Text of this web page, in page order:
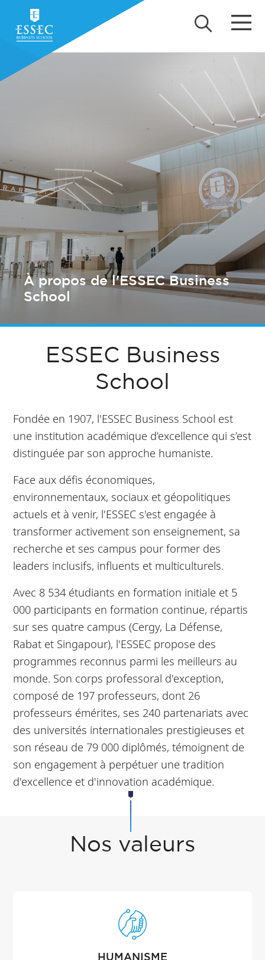
À propos de l'ESSEC Business
School
ESSEC Business
School
Fondée en 1907, l'ESSEC Business School est
une institution académique d’excellence qui s’est
distinguée par son approche humaniste.
Face aux défis économiques,
environnementaux, sociaux et géopolitiques
actuels et à venir, l'ESSEC s'est engagée à
transformer activement son enseignement, sa
recherche et ses campus pour former des
leaders inclusifs, influents et multiculturels.
Avec 8 534 étudiants en formation initiale et 5
000 participants en formation continue, répartis
sur ses quatre campus (Cergy, La Défense,
Rabat et Singapour), l'ESSEC propose des
programmes reconnus parmi les meilleurs au
monde. Son corps professoral d'exception,
composé de 197 professeurs, dont 26
professeurs émérites, ses 240 partenariats avec
des universités internationales prestigieuses et
son réseau de 79 000 diplômés, témoignent de
son engagement à perpétuer une tradition
d'excellence et d'innovation académique.
Nos valeurs
HUMANISME